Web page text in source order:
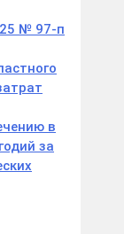
№ 97-п
в
за